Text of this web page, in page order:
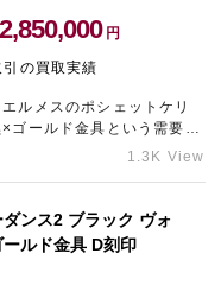
2,850,000 円
の買取実績
ルメスのポシェットケリ
ゴールド金具という需要の
けたため、高価買取させ
1.3K View
ンス2 ブラック ヴォ
ルド金具 D刻印